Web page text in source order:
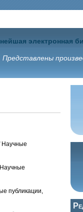
электронная
Представлены
Научные
публикации,